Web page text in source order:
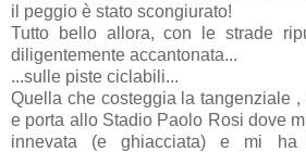
il peggio è stato scongiurato!
Tutto bello allora, con le strade
diligentemente accantonata...
...sulle piste ciclabili...
Quella che costeggia la tangenziale ,
e porta allo Stadio Paolo Rosi dove
innevata (e ghiacciata) e mi